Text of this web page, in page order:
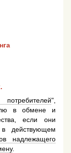
",
в обмене и
если они
в действующем
надлежащего
.